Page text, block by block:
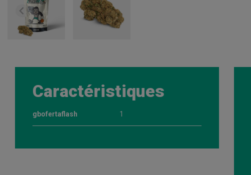
Caractéristiques
gbofertaflash 1